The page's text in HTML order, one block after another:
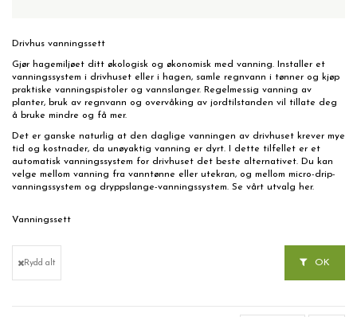
Drivhus vanningssett
Gjør hagemiljøet ditt økologisk og økonomisk med vanning. Installer et
vanningssystem i drivhuset eller i hagen, samle regnvann i tønner og kjøp
praktiske vanningspistoler og vannslanger. Regelmessig vanning av
planter, bruk av regnvann og overvåking av jordtilstanden vil tillate deg
å bruke mindre og få mer.
Det er ganske naturlig at den daglige vanningen av drivhuset krever mye
tid og kostnader, da unøyaktig vanning er dyrt. I dette tilfellet er et
automatisk vanningssystem for drivhuset det beste alternativet. Du kan
velge mellom vanning fra vanntønne eller utekran, og mellom micro-drip-
vanningssystem og dryppslange-vanningssystem. Se vårt utvalg her.
Vanningssett
Rydd alt OK